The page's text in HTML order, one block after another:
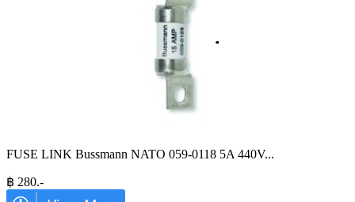
FUSE LINK Bussmann NATO 059-0118 5A 440V...
฿ 280.-